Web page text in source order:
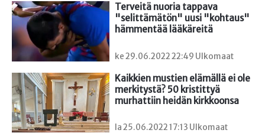
Terveitä nuoria tappava
"selittämätön" uusi "kohtaus"
hämmentää lääkäreitä
ke 29.06.2022 22:49 Ulkomaat
Kaikkien mustien elämällä ei ole
merkitystä? 50 kristittyä
murhattiin heidän kirkkoonsa
la 25.06.2022 17:13 Ulkomaat